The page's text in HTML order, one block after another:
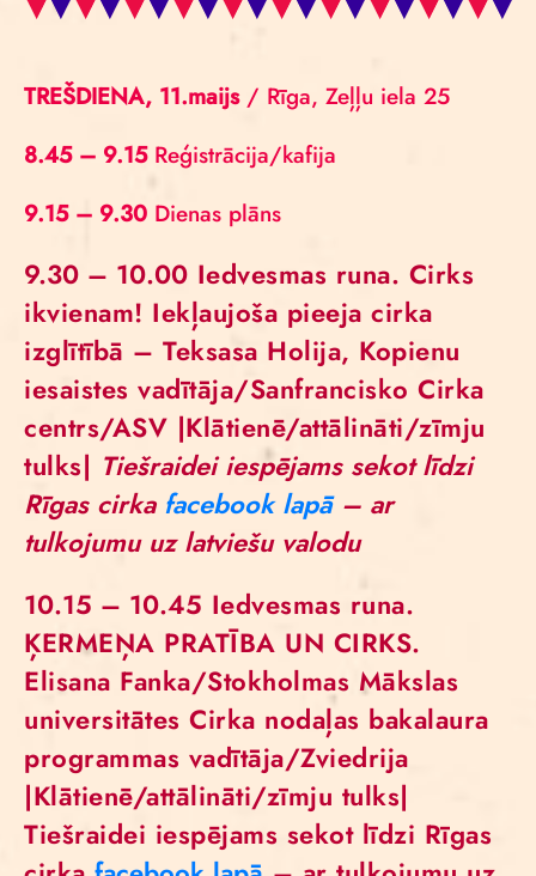
TREŠDIENA, 11.maijs / Rīga, Zeļļu iela 25
8.45 – 9.15Reģistrācija/kafija
9.15 – 9.30 Dienas plāns
9.30 – 10.00 Iedvesmas runa. Cirks
ikvienam! Iekļaujoša pieeja cirka
izglītībā – Teksasa Holija, Kopienu
iesaistes vadītāja/Sanfrancisko Cirka
centrs/ASV |Klātienē/attālināti/zīmju
tulks| Tiešraidei iespējams sekot līdzi
Rīgas cirkafacebook lapā– ar
tulkojumu uz latviešu valodu
10.15 – 10.45 Iedvesmas runa.
ĶERMEŅA PRATĪBA UN CIRKS.
Elisana Fanka/Stokholmas Mākslas
universitātes Cirka nodaļas bakalaura
programmas vadītāja/Zviedrija
|Klātienē/attālināti/zīmju tulks|
Tiešraidei iespējams sekot līdzi Rīgas